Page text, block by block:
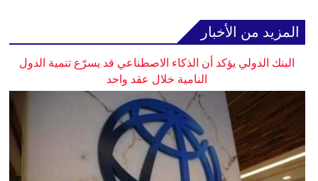
المزيد من الأخبار
البنك الدولي يؤكد أن الذكاء الاصطناعي قد يسرّع تنمية الدول
النامية خلال عقد واحد